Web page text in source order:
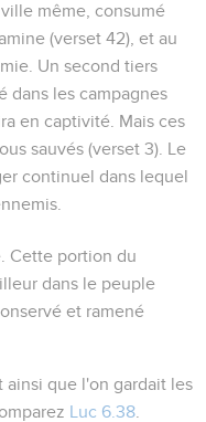
même, consumé
(verset 42), et au
Un second tiers
dans les campagnes
en captivité. Mais ces
sauvés (verset 3). Le
continuel dans lequel
. Cette portion du
dans le peuple
et ramené
ainsi que l'on gardait les
Luc 6.38